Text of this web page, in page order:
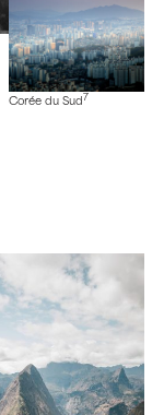
Corée du Sud 7